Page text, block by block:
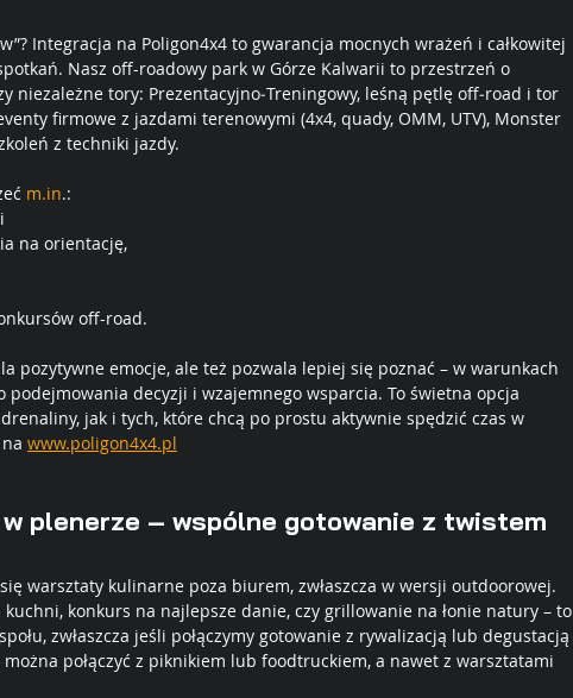
Integracja na Poligon4x4 to gwarancja mocnych wrażeń i całkowitej
Nasz off-roadowy park w Górze Kalwarii to przestrzeń o
niezależne tory: Prezentacyjno‑Treningowy, leśną pętlę off‑road i tor
firmowe z jazdami terenowymi (4x4, quady, OMM, UTV), Monster
z techniki jazdy.
m.in.:
na orientację,
off-road.
pozytywne emocje, ale też pozwala lepiej się poznać – w warunkach
podejmowania decyzji i wzajemnego wsparcia. To świetna opcja
jak i tych, które chcą po prostu aktywnie spędzić czas w
www.poligon4x4.pl
plenerze – wspólne gotowanie z twistem
warsztaty kulinarne poza biurem, zwłaszcza w wersji outdoorowej.
konkurs na najlepsze danie, czy grillowanie na łonie natury – to
zwłaszcza jeśli połączymy gotowanie z rywalizacją lub degustacją
można połączyć z piknikiem lub foodtruckiem, a nawet z warsztatami